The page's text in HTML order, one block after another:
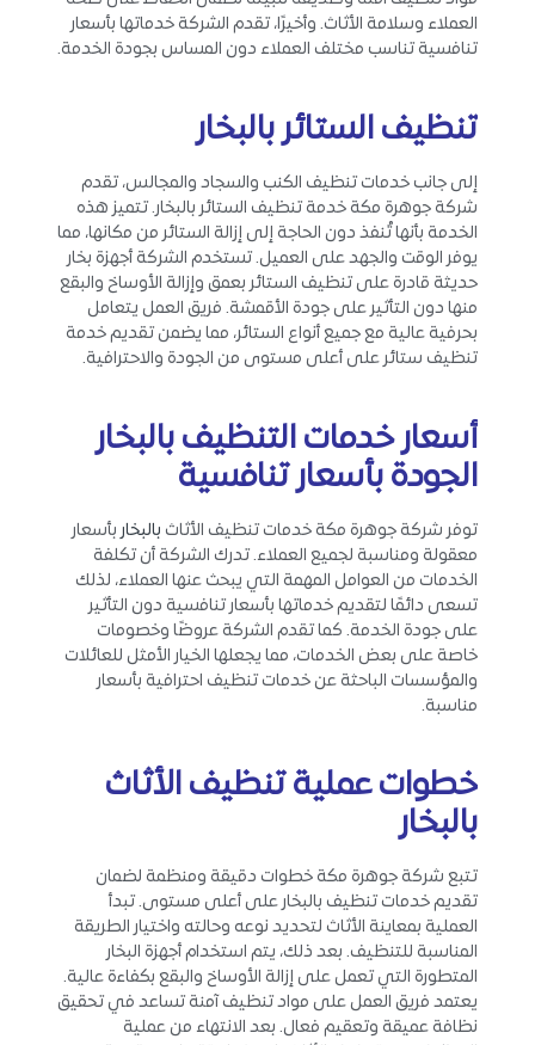
العملاء وسلامة الأثاث. وأخيرًا، تقدم الشركة خدماتها بأسعار
تنافسية تناسب مختلف العملاء دون المساس بجودة الخدمة.
تنظيف الستائر بالبخار
إلى جانب خدمات تنظيف الكنب والسجاد والمجالس، تقدم
شركة جوهرة مكة خدمة تنظيف الستائر بالبخار. تتميز هذه
الخدمة بأنها تُنفذ دون الحاجة إلى إزالة الستائر من مكانها، مما
يوفر الوقت والجهد على العميل. تستخدم الشركة أجهزة بخار
حديثة قادرة على تنظيف الستائر بعمق وإزالة الأوساخ والبقع
منها دون التأثير على جودة الأقمشة. فريق العمل يتعامل
بحرفية عالية مع جميع أنواع الستائر، مما يضمن تقديم خدمة
تنظيف ستائر على أعلى مستوى من الجودة والاحترافية.
أسعار خدمات التنظيف بالبخار
الجودة بأسعار تنافسية
توفر شركة جوهرة مكة خدمات تنظيف الأثاث بالبخار بأسعار
معقولة ومناسبة لجميع العملاء. تدرك الشركة أن تكلفة
الخدمات من العوامل المهمة التي يبحث عنها العملاء، لذلك
تسعى دائمًا لتقديم خدماتها بأسعار تنافسية دون التأثير
على جودة الخدمة. كما تقدم الشركة عروضًا وخصومات
خاصة على بعض الخدمات، مما يجعلها الخيار الأمثل للعائلات
والمؤسسات الباحثة عن خدمات تنظيف احترافية بأسعار
مناسبة.
خطوات عملية تنظيف الأثاث
بالبخار
تتبع شركة جوهرة مكة خطوات دقيقة ومنظمة لضمان
تقديم خدمات تنظيف بالبخار على أعلى مستوى. تبدأ
العملية بمعاينة الأثاث لتحديد نوعه وحالته واختيار الطريقة
المناسبة للتنظيف. بعد ذلك، يتم استخدام أجهزة البخار
المتطورة التي تعمل على إزالة الأوساخ والبقع بكفاءة عالية.
يعتمد فريق العمل على مواد تنظيف آمنة تساعد في تحقيق
نظافة عميقة وتعقيم فعال. بعد الانتهاء من عملية